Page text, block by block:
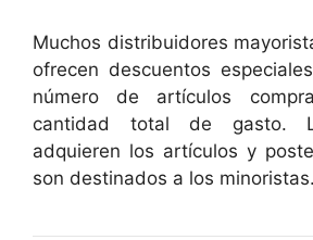
Muchos distribuidores
ofrecen descuentos
número de artículos
cantidad total de gasto.
adquieren los artículos y
son destinados a los minoristas.